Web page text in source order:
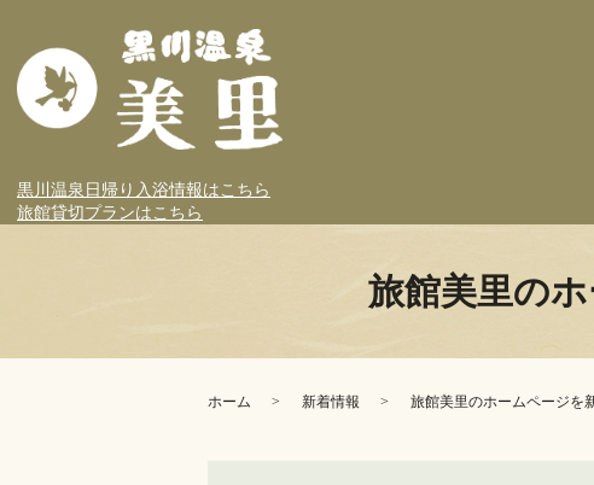
黒川温泉日帰り入浴情報はこちら
旅館貸切プランはこちら
旅館美里の
ホーム 新着情報 旅館美里のホームページを